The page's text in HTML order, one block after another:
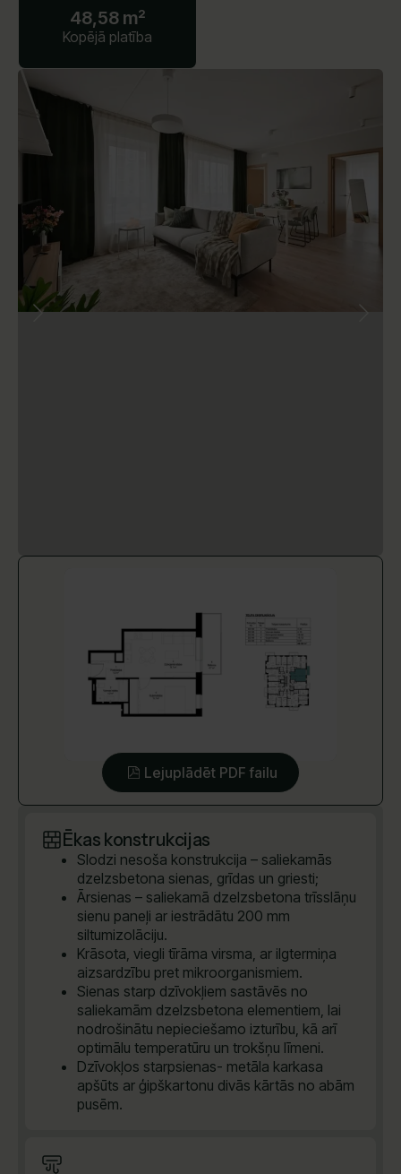
48,58 m²
Kopējā platība
Lejuplādēt PDF failu
Ēkas konstrukcijas
Slodzi nesoša konstrukcija – saliekamās
dzelzsbetona sienas, grīdas un griesti;
Ārsienas – saliekamā dzelzsbetona trīsslāņu
sienu paneļi ar iestrādātu 200 mm
siltumizolāciju.
Krāsota, viegli tīrāma virsma, ar ilgtermiņa
aizsardzību pret mikroorganismiem.
Sienas starp dzīvokļiem sastāvēs no
saliekamām dzelzsbetona elementiem, lai
nodrošinātu nepieciešamo izturību, kā arī
optimālu temperatūru un trokšņu līmeni.
Dzīvokļos starpsienas- metāla karkasa
apšūts ar ģipškartonu divās kārtās no abām
pusēm.